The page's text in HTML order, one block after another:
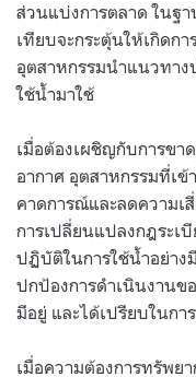
ส่วนแบ่งการตลาด ในฐ
เทียบจะกระตุ้นให้เกิดก
อุตสาหกรรมนำแนวทา
ใช้น้ำมาใช้
เมื่อต้องเผชิญกับการข
อากาศ อุตสาหกรรมที่เข้
คาดการณ์และลดความเ
การเปลี่ยนแปลงกฎระเ
ปฏิบัติในการใช้น้ำอย่าง
ปกป้องการดำเนินงาน
มีอยู่ และได้เปรียบในก
เมื่อความต้องการทรัพย